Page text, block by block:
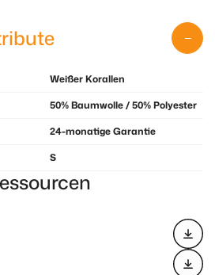
Weißer Korallen
50% Baumwolle / 50% Polyester
24-monatige Garantie
S